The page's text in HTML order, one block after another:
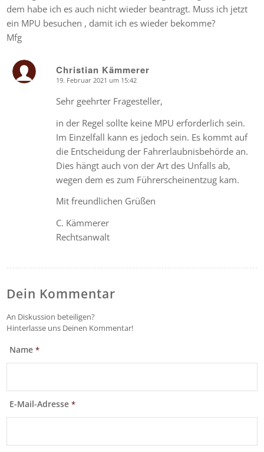
dem habe ich es auch nicht wieder beantragt. Muss ich jetzt
ein MPU besuchen , damit ich es wieder bekomme?
Mfg
Christian Kämmerer
19. Februar 2021 um 15:42
Sehr geehrter Fragesteller,
in der Regel sollte keine MPU erforderlich sein.
Im Einzelfall kann es jedoch sein. Es kommt auf
die Entscheidung der Fahrerlaubnisbehörde an.
Dies hängt auch von der Art des Unfalls ab,
wegen dem es zum Führerscheinentzug kam.
Mit freundlichen Grüßen
C. Kämmerer
Rechtsanwalt
Dein Kommentar
An Diskussion beteiligen?
Hinterlasse uns Deinen Kommentar!
Name*
E-Mail-Adresse*